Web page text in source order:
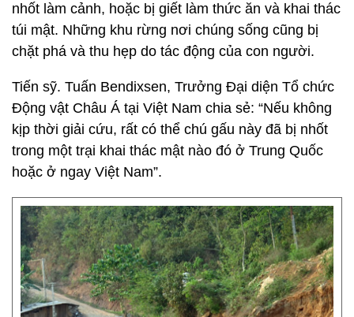
nhốt làm cảnh, hoặc bị giết làm thức ăn và khai thác
túi mật. Những khu rừng nơi chúng sống cũng bị
chặt phá và thu hẹp do tác động của con người.
Tiến sỹ. Tuấn Bendixsen, Trưởng Đại diện Tổ chức
Động vật Châu Á tại Việt Nam chia sẻ: “Nếu không
kịp thời giải cứu, rất có thể chú gấu này đã bị nhốt
trong một trại khai thác mật nào đó ở Trung Quốc
hoặc ở ngay Việt Nam”.